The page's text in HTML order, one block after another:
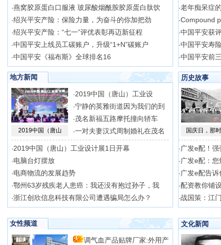
·燕窝胶原蛋白口服液 玻尿酸烟酰胺胶原蛋白肽饮
·绍兴平安产险：保险力量，为奋斗的你加把劲
·绍兴平安产险：“七一”评优表彰再迈新征程
·中国平安上线员工碳账户，升级“1+N”碳账户
·中国平安《福布斯》全球排名16
·老年痴呆症
·Compound
·中国平安获
·中国平安寿
·中国平安前
地方新闻
2019中国（唐山
·2019中国（唐山）工业设
·宁静的英雅街道因为我们的到
·茂名新福五路摩托撞向轿车
·一对夫妻汉式周制婚礼在茂名
·2019中国（唐山）工业设计展1日开幕
·电脑台灯摆放
·电商物流的发展趋势
·鄂州63岁残疾老人患癌：我还没有抱过孙子，我
·浙江创欣信息科技有限公司遭遇骗局怎么办？
历史故事
国庆日，那
· 广发e配！
· 广发e配：
· 广发e配告
·配资教你铺
·战国策：江
女性频道
调气血产品贴牌厂家:外用产
文化新闻